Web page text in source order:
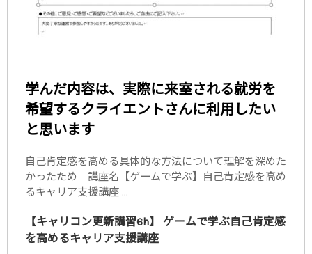
学んだ内容は、実際に来室される就労を
希望するクライエントさんに利用したい
と思います
自己肯定感を高める具体的な方法について理解を深めた
かったため 講座名【ゲームで学ぶ】自己肯定感を高め
るキャリア支援講座 ...
【キャリコン更新講習6h】 ゲームで学ぶ自己肯定感
を高めるキャリア支援講座